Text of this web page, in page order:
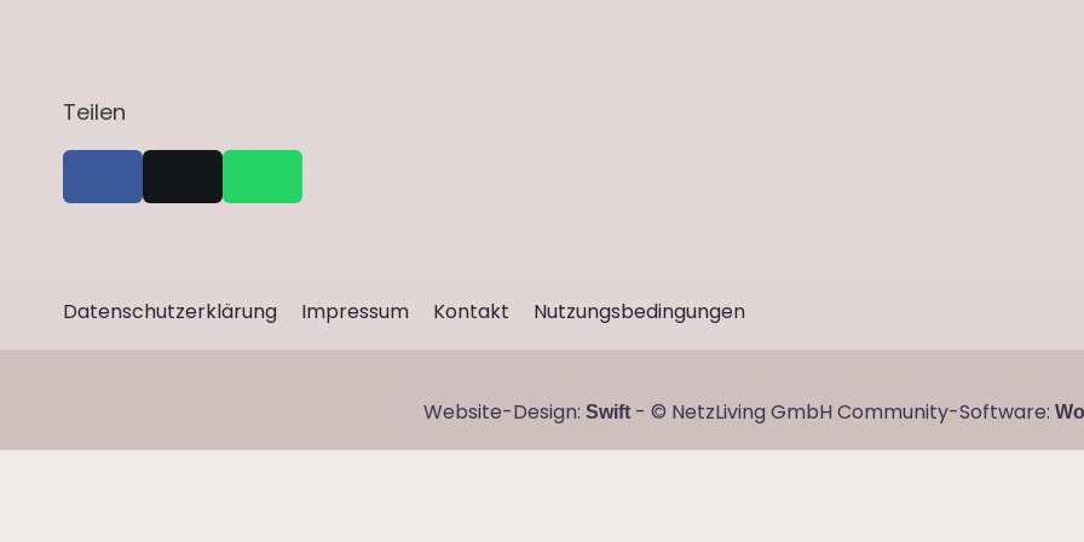
Teilen
Datenschutzerklärung Impressum Kontakt Nutzungsbedingungen
Website-Design: Swift - © NetzLiving GmbH Community-Software: